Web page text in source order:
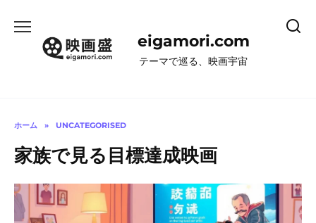
eigamori.com
テーマで巡る、映画宇宙
ホーム » UNCATEGORISED
家族で見る目標達成映画